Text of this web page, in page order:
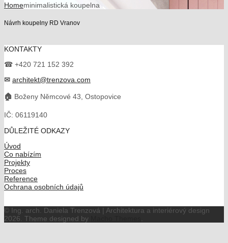
Homeminimalistická koupelna
Návrh koupelny RD Vranov
KONTAKTY
☎ +420 721 152 392
✉ architekt@trenzova.com
🏠 Boženy Němcové 43, Ostopovice
IČ: 06119140
DŮLEŽITÉ ODKAZY
Úvod
Co nabízím
Projekty
Proces
Reference
Ochrana osobních údajů
© Ing. arch. Daniela Trenzová | Architektura a interiérový design
2026. Theme designed by .